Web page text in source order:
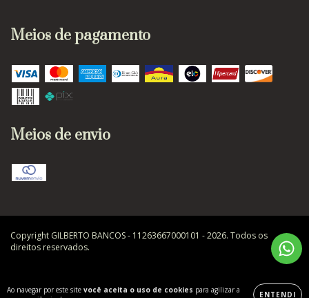
Ao navegar por este site você aceita o uso de cookies para agilizar a
ENTENDI
Meios de pagamento
Meios de envio
Copyright GILBERTO BANCOS - 11263667000101 - 2026. Todos os
direitos reservados.